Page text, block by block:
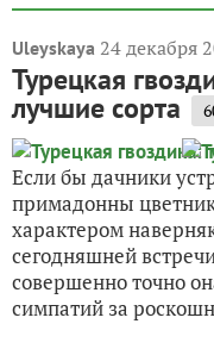
Uleyskaya 24 декабря
Турецкая
лучшие сорта
Если бы дачники
примадонны
характером
сегодняшней
совершенно точно
симпатий за